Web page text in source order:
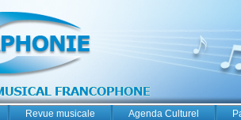
Revue musicale Agenda Culturel